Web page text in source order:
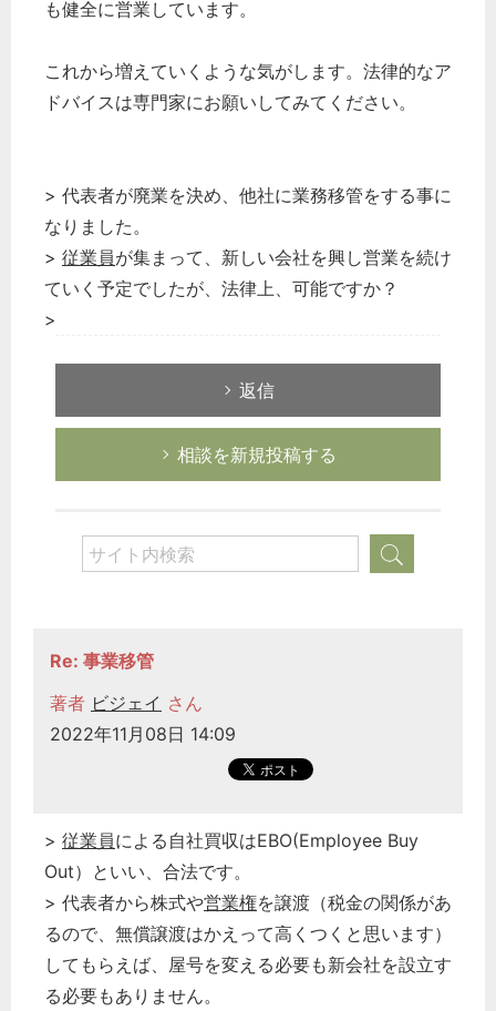
も健全に営業しています。
これから増えていくような気がします。法律的なア
ドバイスは専門家にお願いしてみてください。
> 代表者が廃業を決め、他社に業務移管をする事に
なりました。
> 従業員が集まって、新しい会社を興し営業を続け
ていく予定でしたが、法律上、可能ですか？
>
返信
相談を新規投稿する
Re: 事業移管
著者 ビジェイ さん
2022年11月08日 14:09
> 従業員による自社買収はEBO(Employee Buy
Out）といい、合法です。
> 代表者から株式や営業権を譲渡（税金の関係があ
るので、無償譲渡はかえって高くつくと思います）
してもらえば、屋号を変える必要も新会社を設立す
る必要もありません。